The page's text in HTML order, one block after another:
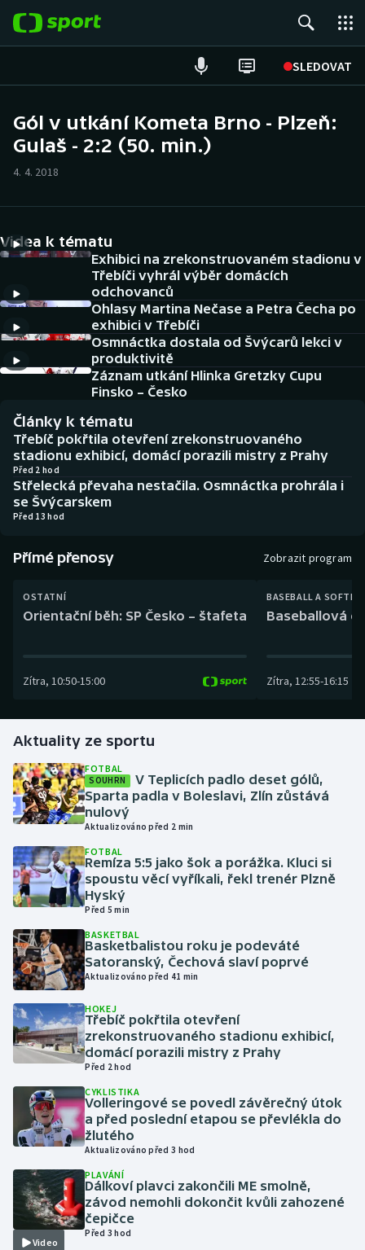
SLEDOVAT
Hokej
Cyklistika
DALŠÍ SPORTY
Americký fotbal
Baseball a softbal
Basketbal
Biatlon
Boby a skeleton
Dostihy
Futsal
Gymnastika
Házená
Jezdectví
Judo
Lezení
Lyže a snowboard
Moderní pětiboj
Olympijské hry
Parasport
Plavání
Plážový volejbal
NEPŘEHLÉDNĚTE
Soutěže
Historické návraty
Aplikace ČT sport
AZ kvíz
Gól v utkání Kometa Brno - Plzeň:
Gulaš - 2:2 (50. min.)
4. 4. 2018
Videa k tématu
Exhibici na zrekonstruovaném stadionu v
Třebíči vyhrál výběr domácích
odchovanců
Ohlasy Martina Nečase a Petra Čecha po
exhibici v Třebíči
Osmnáctka dostala od Švýcarů lekci v
produktivitě
Záznam utkání Hlinka Gretzky Cupu
Finsko – Česko
Články k tématu
Třebíč pokřtila otevření zrekonstruovaného
stadionu exhibicí, domácí porazili mistry z Prahy
Před 2 hod
Střelecká převaha nestačila. Osmnáctka prohrála i
se Švýcarskem
Před 13 hod
Přímé přenosy Zobrazit program
OSTATNÍ
Orientační běh: SP Česko – štafeta
Zítra, 10:50-15:00
BASEBALL A
Baseballová
Zítra, 12:55-16:15
Aktuality ze sportu
FOTBAL
SOUHRN
V Teplicích padlo deset gólů,
Sparta padla v Boleslavi, Zlín zůstává
nulový
Aktualizováno před 2 min
FOTBAL
Remíza 5:5 jako šok a porážka. Kluci si
spoustu věcí vyříkali, řekl trenér Plzně
Hyský
Před 5 min
BASKETBAL
Basketbalistou roku je podeváté
Satoranský, Čechová slaví poprvé
Aktualizováno před 41 min
HOKEJ
Třebíč pokřtila otevření
zrekonstruovaného stadionu exhibicí,
domácí porazili mistry z Prahy
Před 2 hod
CYKLISTIKA
Volleringové se povedl závěrečný útok
a před poslední etapou se převlékla do
žlutého
Aktualizováno před 3 hod
Video
PLAVÁNÍ
Dálkoví plavci zakončili ME smolně,
závod nemohli dokončit kvůli zahozené
čepičce
Před 3 hod